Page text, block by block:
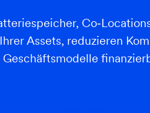
Assets, reduzieren
Geschäftsmodelle